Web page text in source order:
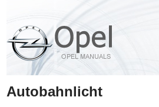
Autobahnlicht